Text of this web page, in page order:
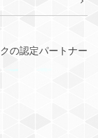
の認定パートナー